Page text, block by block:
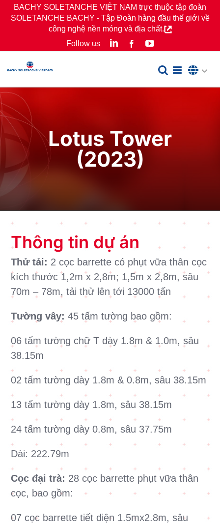
SkipBACHY SOLETANCHE VIỆT NAM trực thuộc tập đoàn
SOLETANCHE BACHY - Tập Đoàn hàng đầu thế giới về
công nghệ nền móng và địa chất.
Follow us
LinkedInFacebookYouTube
Lotus Tower
(2023)
Thông tin dự án
Thử tải: 2 cọc barrette có phụt vữa thân cọc
kích thước 1,2m x 2,8m; 1,5m x 2,8m, sâu
70m – 78m, tải thử lên tới 13000 tấn
Tường vây:45 tấm tường bao gồm:
06 tấm tường chữ T dày 1.8m & 1.0m, sâu
38.15m
02 tấm tường dày 1.8m & 0.8m, sâu 38.15m
13 tấm tường dày 1.8m, sâu 38.15m
24 tấm tường dày 0.8m, sâu 37.75m
Dài: 222.79m
Cọc đại trà: 28 cọc barrette phụt vữa thân
cọc, bao gồm:
07 cọc barrette tiết diện 1.5mx2.8m, sâu